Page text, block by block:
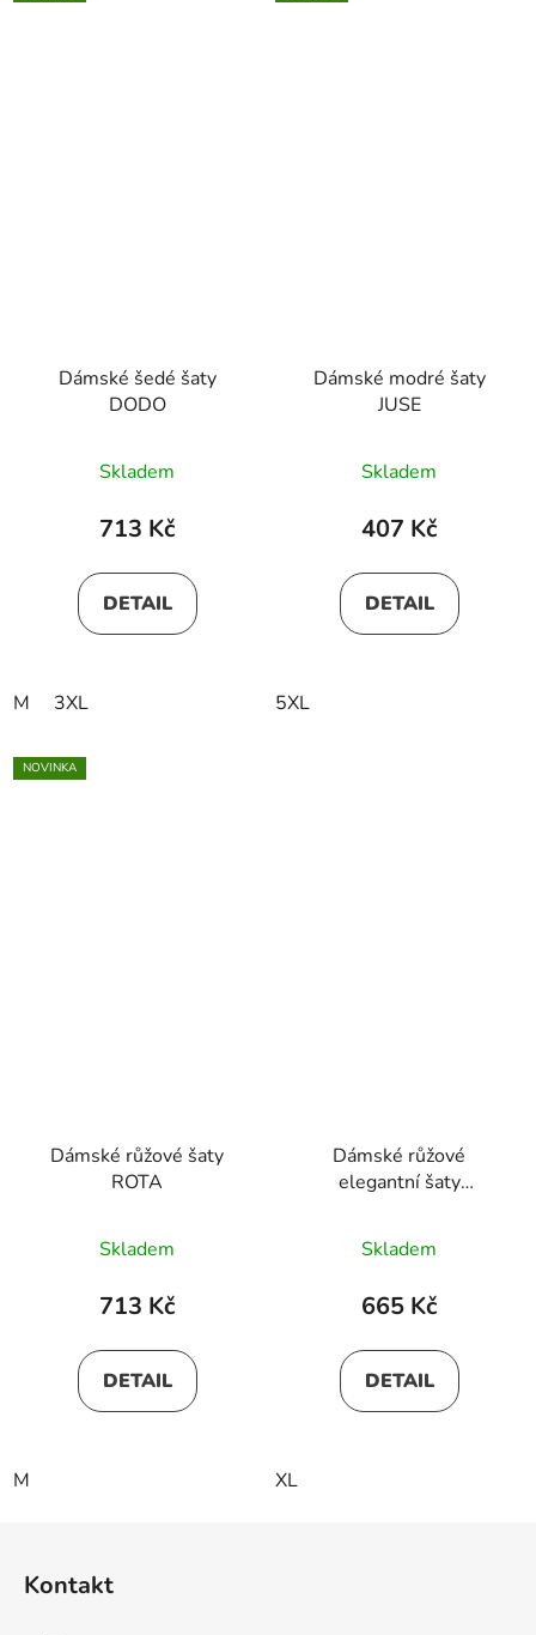
Dámské šedé šaty
DODO
Skladem
713 Kč
DETAIL
M 3XL
Dámské modré šaty
JUSE
Skladem
407 Kč
DETAIL
5XL
NOVINKA
Dámské růžové šaty
ROTA
Skladem
713 Kč
DETAIL
M
Dámské růžové
elegantní šaty
Skladem
665 Kč
DETAIL
XL
Kontakt